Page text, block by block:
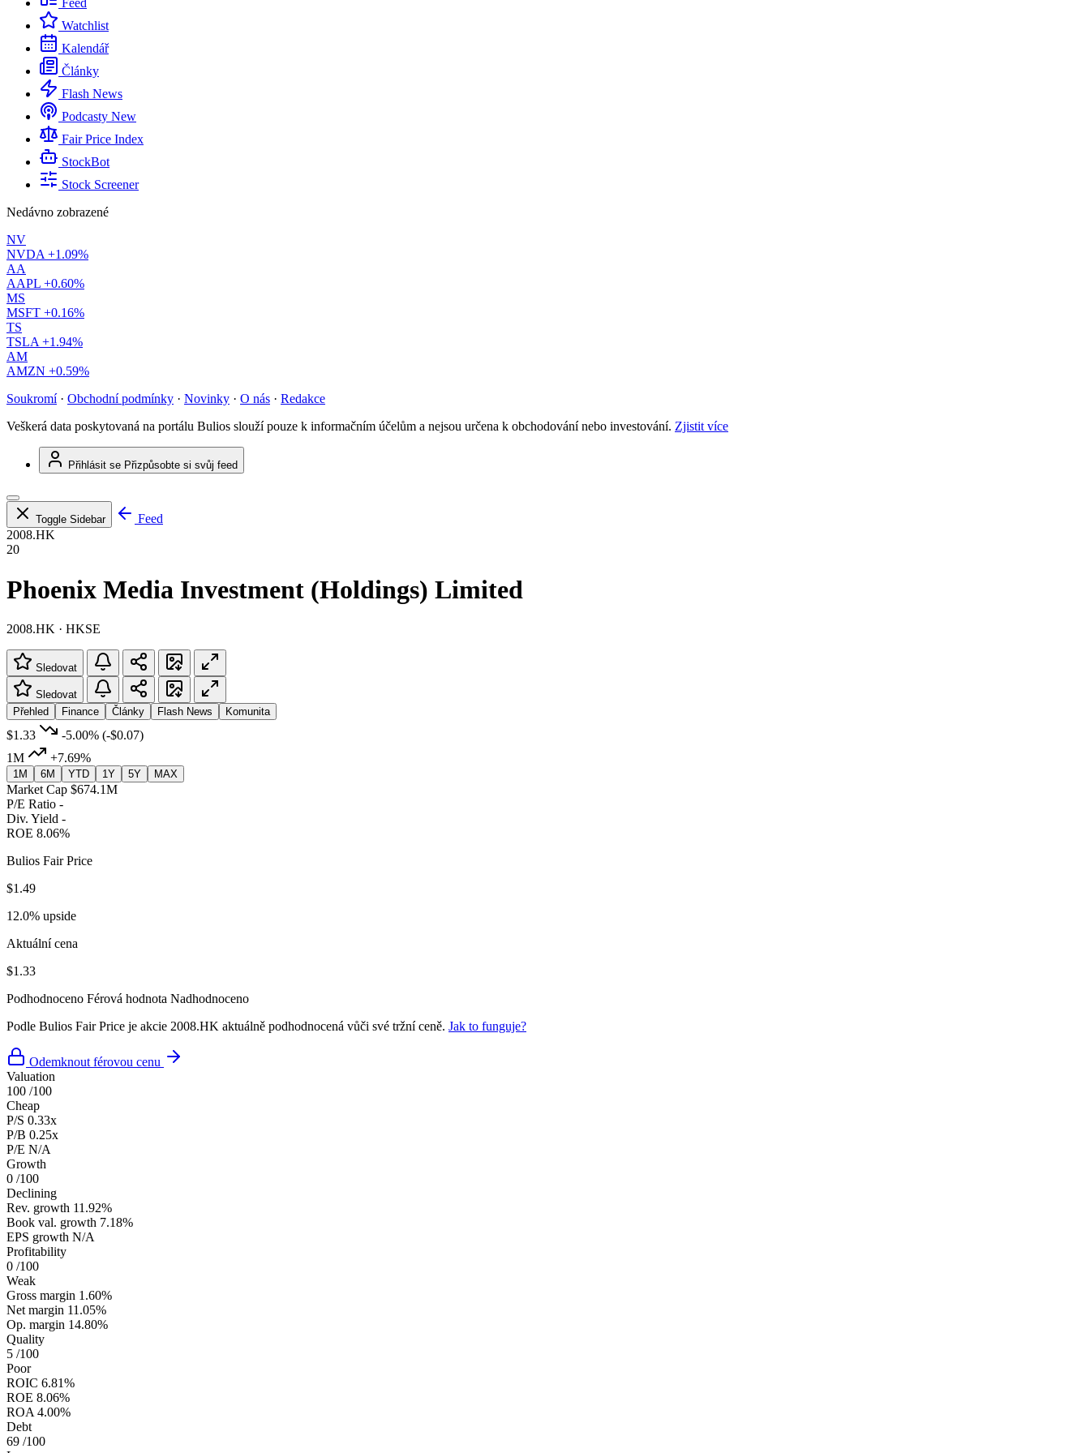
Feed
Watchlist
Kalendář
Články
Flash News
Podcasty New
Fair Price Index
StockBot
Stock Screener
Nedávno zobrazené
NV
NVDA +1.09%
AA
AAPL +0.60%
MS
MSFT +0.16%
TS
TSLA +1.94%
AM
AMZN +0.59%
Soukromí · Obchodní podmínky · Novinky · O nás · Redakce
Veškerá data poskytovaná na portálu Bulios slouží pouze k informačním účelům a nejsou určena k obchodování nebo investování. Zjistit více
Přihlásit se Přizpůsobte si svůj feed
Toggle Sidebar
Feed
2008.HK
20
Phoenix Media Investment (Holdings) Limited
2008.HK · HKSE
Sledovat
Sledovat
Přehled
Finance Články Flash News Komunita
$1.33 -5.00% (-$0.07)
1M
+7.69%
1M 6M YTD 1Y 5Y MAX
Market Cap $674.1M
P/E Ratio -
Div. Yield -
ROE 8.06%
Bulios Fair Price
$1.49
12.0% upside
Aktuální cena
$1.33
Podhodnoceno Férová hodnota Nadhodnoceno
Podle Bulios Fair Price je akcie 2008.HK aktuálně podhodnocená vůči své tržní ceně. Jak to funguje?
Odemknout férovou cenu
Valuation
100 /100
Cheap
P/S 0.33x
P/B 0.25x
P/E N/A
Growth
0 /100
Declining
Rev. growth 11.92%
Book val. growth 7.18%
EPS growth N/A
Profitability
0 /100
Weak
Gross margin 1.60%
Net margin 11.05%
Op. margin 14.80%
Quality
5 /100
Poor
ROIC 6.81%
ROE 8.06%
ROA 4.00%
Debt
69 /100